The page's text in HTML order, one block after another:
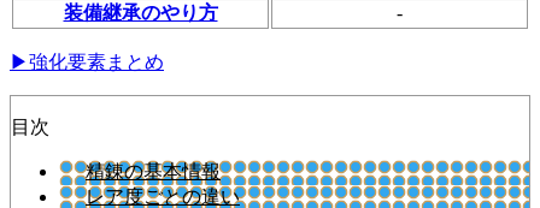
装備継承のやり方
-
▶強化要素まとめ
目次
精錬の基本情報
レア度ごとの違い